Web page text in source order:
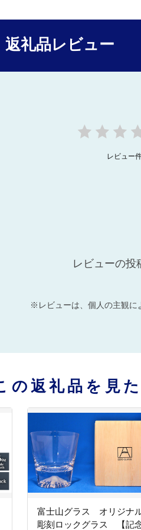
返礼品レビュー
レビュー
レビューの投
※レビューは、個人の主観に
の返礼品を見
富士山グラス オリジナ
彫刻ロックグラス 【記